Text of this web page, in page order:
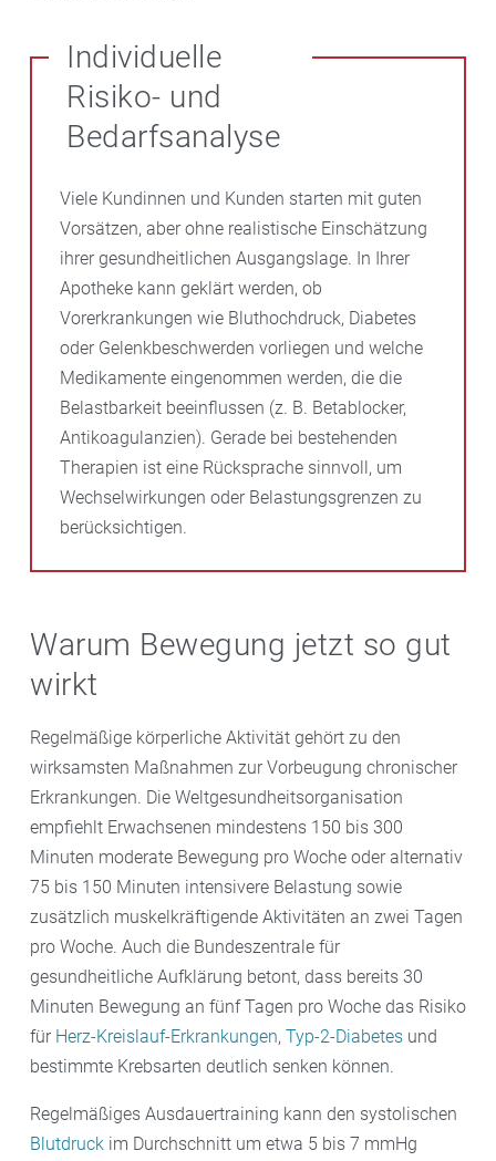
Individuelle
Risiko- und
Bedarfsanalyse
Viele Kundinnen und Kunden starten mit guten
Vorsätzen, aber ohne realistische Einschätzung
ihrer gesundheitlichen Ausgangslage. In Ihrer
Apotheke kann geklärt werden, ob
Vorerkrankungen wie Bluthochdruck, Diabetes
oder Gelenkbeschwerden vorliegen und welche
Medikamente eingenommen werden, die die
Belastbarkeit beeinflussen (z. B. Betablocker,
Antikoagulanzien). Gerade bei bestehenden
Therapien ist eine Rücksprache sinnvoll, um
Wechselwirkungen oder Belastungsgrenzen zu
berücksichtigen.
Warum Bewegung jetzt so gut
wirkt
Regelmäßige körperliche Aktivität gehört zu den
wirksamsten Maßnahmen zur Vorbeugung chronischer
Erkrankungen. Die Weltgesundheitsorganisation
empfiehlt Erwachsenen mindestens 150 bis 300
Minuten moderate Bewegung pro Woche oder alternativ
75 bis 150 Minuten intensivere Belastung sowie
zusätzlich muskelkräftigende Aktivitäten an zwei Tagen
pro Woche. Auch die Bundeszentrale für
gesundheitliche Aufklärung betont, dass bereits 30
Minuten Bewegung an fünf Tagen pro Woche das Risiko
für Herz-Kreislauf-Erkrankungen, Typ-2-Diabetes und
bestimmte Krebsarten deutlich senken können.
Regelmäßiges Ausdauertraining kann den systolischen
Blutdruck im Durchschnitt um etwa 5 bis 7 mmHg